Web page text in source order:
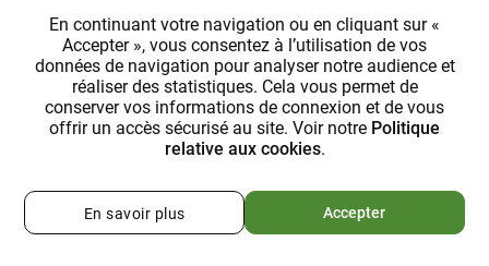
En continuant votre navigation ou en cliquant sur «
Accepter », vous consentez à l’utilisation de vos
données de navigation pour analyser notre audience et
réaliser des statistiques. Cela vous permet de
conserver vos informations de connexion et de vous
offrir un accès sécurisé au site. Voir notre Politique
relative aux cookies.
Accepter
En savoir plus